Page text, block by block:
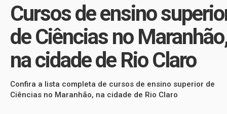
Cursos de ensino
de Ciências no
na cidade de Rio Claro
Confira a lista completa de cursos de ensino superior de
Ciências no Maranhão, na cidade de Rio Claro